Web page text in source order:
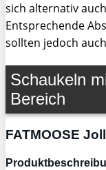
sich alternativ
Entsprechende
sollten jedoch
Schaukeln
Bereich
FATMOOSE